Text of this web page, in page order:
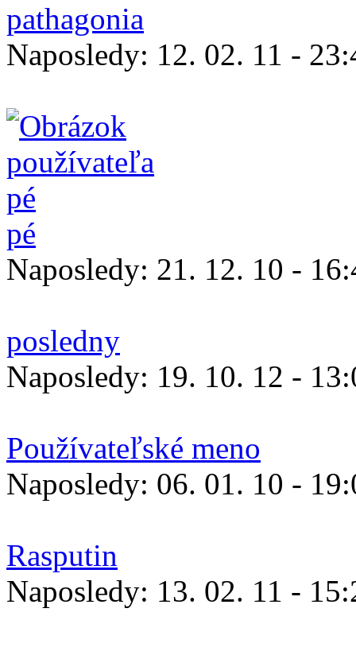
pathagonia
Naposledy: 12. 02. 11 -
pé
Naposledy: 21. 12. 10 -
posledny
Naposledy: 19. 10. 12 -
Používateľské meno
Naposledy: 06. 01. 10 -
Rasputin
Naposledy: 13. 02. 11 -